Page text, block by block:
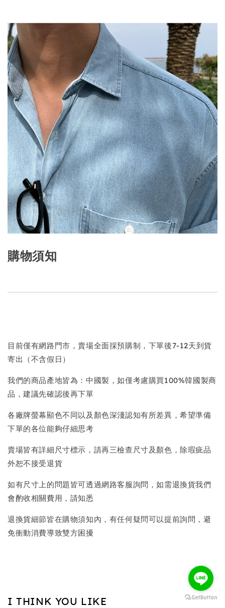
購物須知
目前僅有網路門市，賣場全面採預購制，下單後7-12天到貨
寄出（不含假日）
我們的商品產地皆為：中國製，如僅考慮購買100%韓國製商
品，建議先確認後再下單
各廠牌螢幕顯色不同以及顏色深淺認知有所差異，希望準備
下單的各位能夠仔細思考
賣場皆有詳細尺寸標示，請再三檢查尺寸及顏色，除瑕疵品
外恕不接受退貨
如有尺寸上的問題皆可透過網路客服詢問，如需退換貨我們
會酌收相關費用，請知悉
退換貨細節皆在購物須知內，有任何疑問可以提前詢問，避
免衝動消費導致雙方困擾
I THINK YOU LIKE